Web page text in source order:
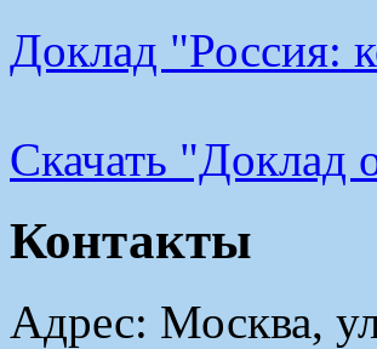
Доклад "Россия:
Cкачать "Доклад
Контакты
Адрес: Москва,